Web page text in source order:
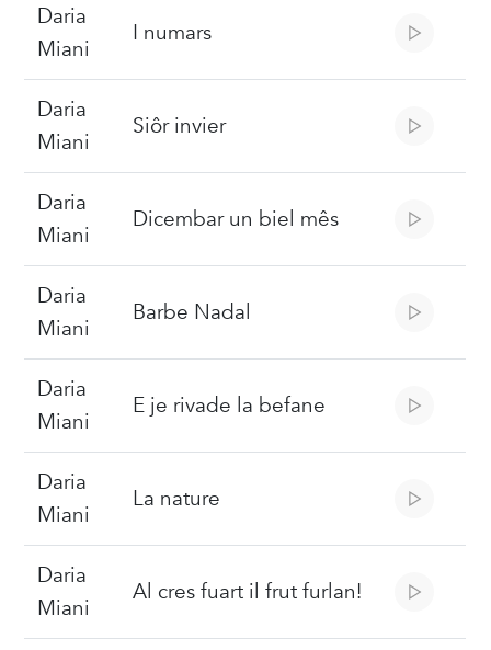
Daria
Miani
I numars
Daria
Miani
Siôr invier
Daria
Miani
Dicembar un biel mês
Daria
Miani
Barbe Nadal
Daria
Miani
E je rivade la befane
Daria
Miani
La nature
Daria
Miani
Al cres fuart il frut furlan!